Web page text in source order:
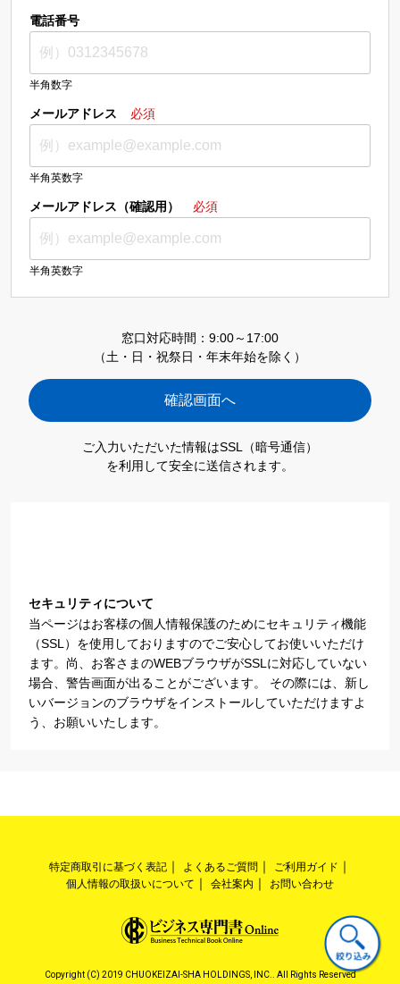
電話番号
半角数字
メールアドレス 必須
半角英数字
メールアドレス（確認用） 必須
半角英数字
窓口対応時間：9:00～17:00
（土・日・祝祭日・年末年始を除く）
ご入力いただいた情報はSSL（暗号通信）
を利用して安全に送信されます。
セキュリティについて
当ページはお客様の個人情報保護のためにセキュリティ機能
（SSL）を使用しておりますのでご安心してお使いいただけ
ます。尚、お客さまのWEBブラウザがSSLに対応していない
場合、警告画面が出ることがございます。 その際には、新し
いバージョンのブラウザをインストールしていただけますよ
う、お願いいたします。
特定商取引に基づく表記 よくあるご質問
ご利用ガイド
個人情報の取扱いについて
会社案内 お問い合わせ
Copyright (C) 2019 CHUOKEIZAI-SHA HOLDINGS, INC.. All Rights Reserved